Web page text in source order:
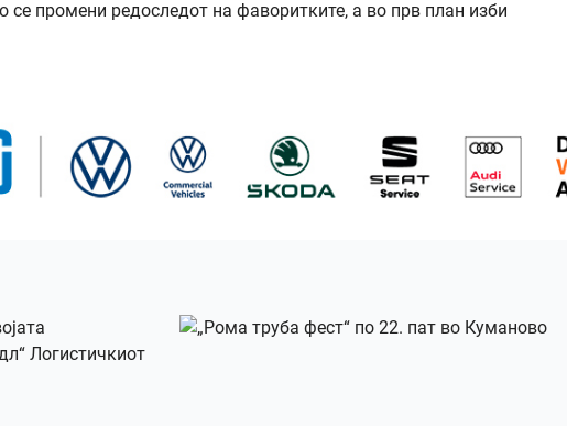
се промени редоследот на фаворитките, а во прв план изби